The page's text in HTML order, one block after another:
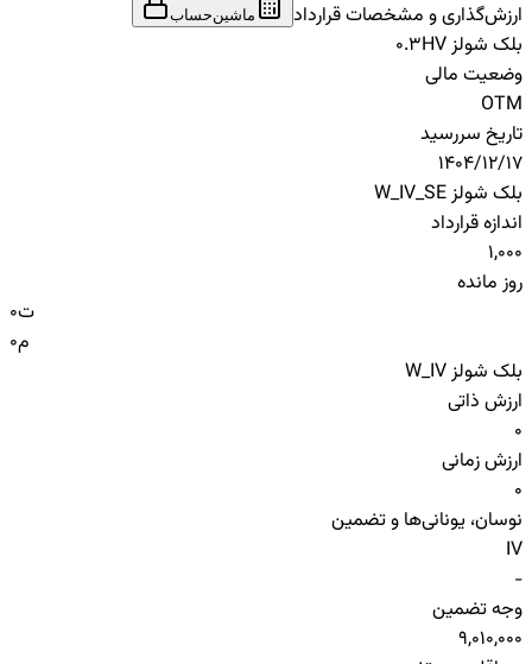
ارزش‌گذاری و مشخصات قرارداد
ماشین‌حساب
بلک شولز HV
0.3
وضعیت مالی
OTM
تاریخ سررسید
1404/12/17
بلک شولز W_IV_SE
اندازه قرارداد
1,000
روز مانده
0ت
0م
بلک شولز W_IV
ارزش ذاتی
0
ارزش زمانی
0
نوسان، یونانی‌ها و تضمین
IV
-
وجه تضمین
9,010,000